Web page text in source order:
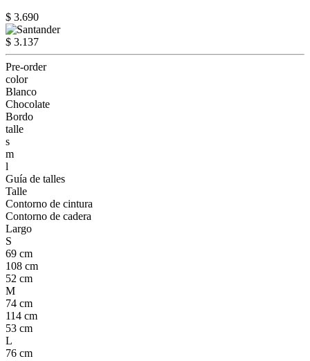
$ 3.690
$ 3.137
Pre-order
color
Blanco
Chocolate
Bordo
talle
s
m
l
Guía de talles
Talle
Contorno de cintura
Contorno de cadera
Largo
S
69 cm
108 cm
52 cm
M
74 cm
114 cm
53 cm
L
76 cm